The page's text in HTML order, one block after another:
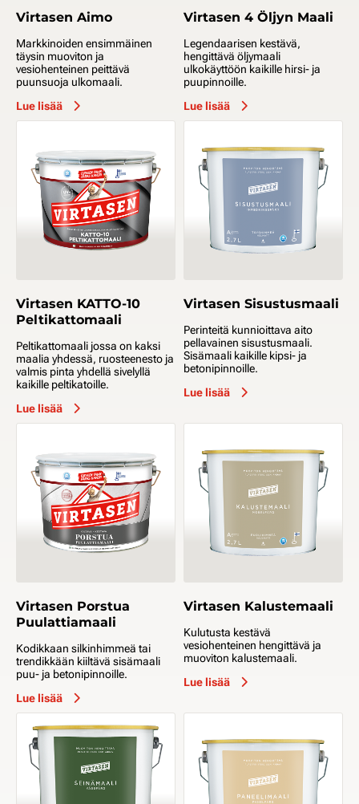
Virtasen Aimo
Markkinoiden ensimmäinen
täysin muoviton ja
vesiohenteinen peittävä
puunsuoja ulkomaali.
Lue lisää
Virtasen 4 Öljyn Maali
Legendaarisen kestävä,
hengittävä öljymaali
ulkokäyttöön kaikille hirsi- ja
puupinnoille.
Lue lisää
Virtasen KATTO-10
Peltikattomaali
Peltikattomaali jossa on kaksi
maalia yhdessä, ruosteenesto ja
valmis pinta yhdellä sivelyllä
kaikille peltikatoille.
Lue lisää
Virtasen Sisustusmaali
Perinteitä kunnioittava aito
pellavainen sisustusmaali.
Sisämaali kaikille kipsi- ja
betonipinnoille.
Lue lisää
Virtasen Porstua
Puulattiamaali
Kodikkaan silkinhimmeä tai
trendikkään kiiltävä sisämaali
puu- ja betonipinnoille.
Lue lisää
Virtasen Kalustemaali
Kulutusta kestävä
vesiohenteinen hengittävä ja
muoviton kalustemaali.
Lue lisää